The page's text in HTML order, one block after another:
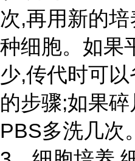
次,再用新的
种细胞。如果
少,传代时可
的步骤;如果
PBS多洗几次。